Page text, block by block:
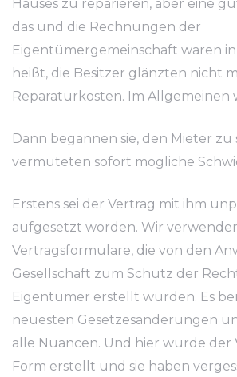
Hauses zu reparieren, aber eine
das und die Rechnungen der
Eigentümergemeinschaft waren
heißt, die Besitzer glänzten nicht
Reparaturkosten. Im Allgemeinen
Dann begannen sie, den Mieter
vermuteten sofort mögliche
Erstens sei der Vertrag mit ihm
aufgesetzt worden. Wir
Vertragsformulare, die von den
Gesellschaft zum Schutz der
Eigentümer erstellt wurden. Es
neuesten Gesetzesänderungen
alle Nuancen. Und hier wurde der
Form erstellt und sie haben